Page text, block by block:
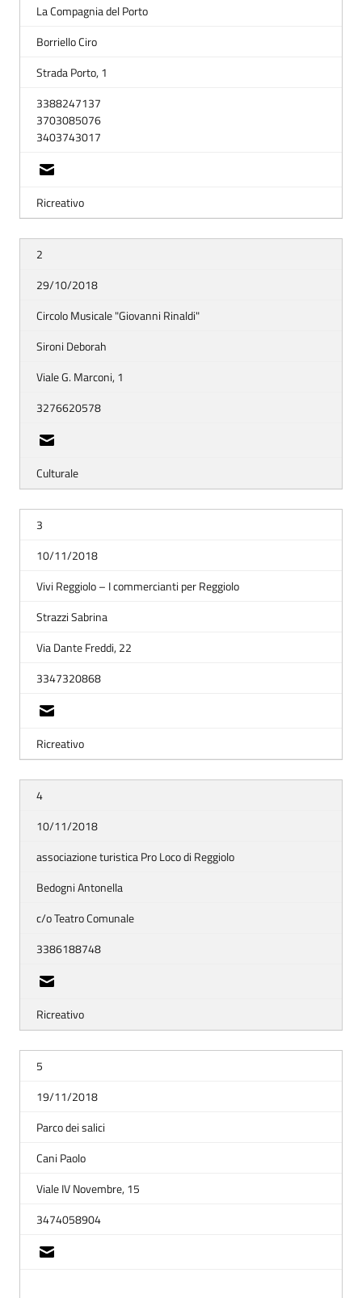
La Compagnia del Porto
Borriello Ciro
Strada Porto, 1
3388247137
3703085076
3403743017
Ricreativo
2
29/10/2018
Circolo Musicale "Giovanni Rinaldi"
Sironi Deborah
Viale G. Marconi, 1
3276620578
Culturale
3
10/11/2018
Vivi Reggiolo – I commercianti per Reggiolo
Strazzi Sabrina
Via Dante Freddi, 22
3347320868
Ricreativo
4
10/11/2018
associazione turistica Pro Loco di Reggiolo
Bedogni Antonella
c/o Teatro Comunale
3386188748
Ricreativo
5
19/11/2018
Parco dei salici
Cani Paolo
Viale IV Novembre, 15
3474058904